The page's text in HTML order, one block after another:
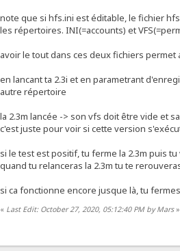
note que si hfs.ini est éditable, le fichier
les répertoires. INI(=accounts) et
avoir le tout dans ces deux fichiers
en lancant ta 2.3i et en parametrant
autre répertoire
la 2.3m lancée -> son vfs doit être vide et
c'est juste pour voir si cette version
si le test est positif, tu ferme la 2.3m puis
quand tu relanceras la 2.3m tu te
si ca fonctionne encore jusque là, tu
« Last Edit: October 27, 2020, 05:12:40 PM by Mars»